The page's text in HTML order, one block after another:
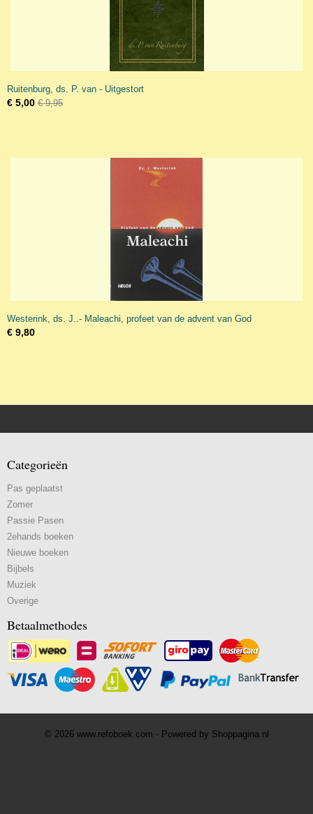
Ruitenburg, ds. P. van - Uitgestort
€ 5,00 € 9,95
Westerink, ds. J..- Maleachi, profeet van de advent van God
€ 9,80
Categorieën
Pas geplaatst
Zomer
Passie Pasen
2ehands boeken
Nieuwe boeken
Bijbels
Muziek
Overige
Betaalmethodes
© 2026 www.refoboek.com - Powered by Shoppagina.nl